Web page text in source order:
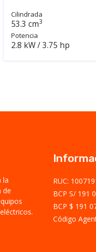
Cilindrada
53.3 cm3
Potencia
2.8 kW / 3.75 hp
la
de
RUC:
BCP S/ 191
BCP $ 191
Código